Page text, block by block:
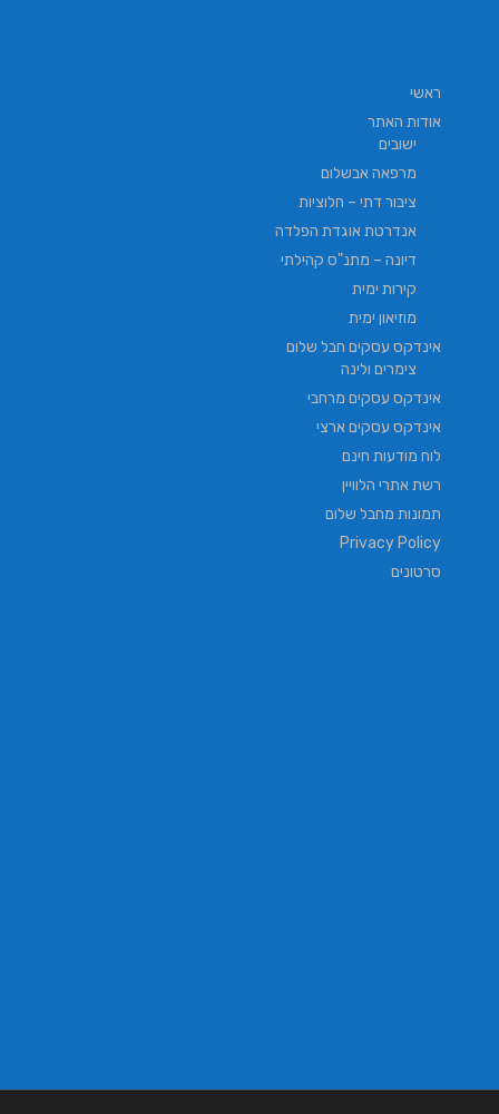
ראשי
אודות האתר
ישובים
מרפאה אבשלום
ציבור דתי – חלוציות
אנדרטת אוגדת הפלדה
דיונה – מתנ"ס קהילתי
קירות ימית
מוזיאון ימית
אינדקס עסקים חבל שלום
צימרים ולינה
אינדקס עסקים מרחבי
אינדקס עסקים ארצי
לוח מודעות חינם
רשת אתרי הלוויין
תמונות מחבל שלום
Privacy Policy
סרטונים